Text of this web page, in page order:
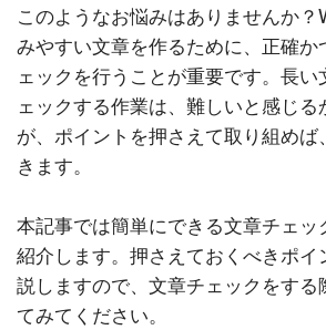
このようなお悩みはありませんか？
みやすい文章を作るために、正確か
ェックを行うことが重要です。長
ェックする作業は、難しいと感じる
が、ポイントを押さえて取り組め
きます。
本記事では簡単にできる文章チェッ
紹介します。押さえておくべきポ
説しますので、文章チェックをする
てみてください。